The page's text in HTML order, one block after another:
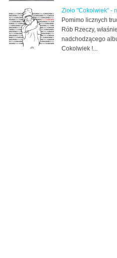
Zioło "Cokolwiek" -
Pomimo licznych
Rób Rzeczy,
nadchodzącego
Cokolwiek !...